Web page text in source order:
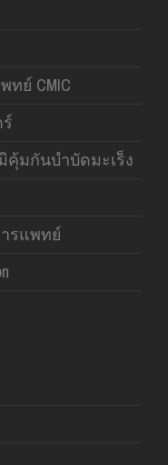
ย์ CMIC
คุ้มกันบำบัดมะเร็ง
รแพทย์